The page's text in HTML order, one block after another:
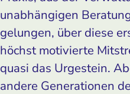
unabhängigen
gelungen, über diese
höchst motivierte
quasi das Urgestein.
andere Generationen